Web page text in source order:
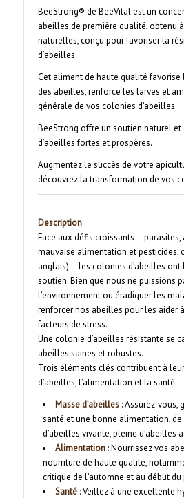
BeeStrong® de BeeVital est un
abeilles de première qualité, obtenu
naturelles, conçu pour favoriser la
d’abeilles.
Cet aliment de haute qualité favorise
des abeilles, renforce les larves et
générale de vos colonies d’abeilles.
BeeStrong offre un soutien naturel
d’abeilles fortes et prospères.
Augmentez le succès de votre
découvrez la transformation de vos
Description
Face aux défis croissants –
mauvaise alimentation et pesticides,
anglais) – les colonies d’abeilles ont
soutien. Bien que nous ne puissions
l’environnement ou éradiquer les
renforcer nos abeilles pour les aider
facteurs de stress.
Une colonie d’abeilles résistante se
abeilles saines et robustes.
Trois éléments clés contribuent à
d’abeilles, l’alimentation et la santé.
Masse d’abeilles: Assurez-vous,
santé et une bonne alimentation,
d’abeilles vivante, pleine d’abeilles
Alimentation: Nourrissez vos
nourriture de haute qualité,
critique de l’automne et au début du
Santé: Veillez à une excellente